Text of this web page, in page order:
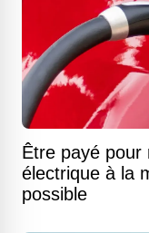
Être payé pour
électrique à la
possible